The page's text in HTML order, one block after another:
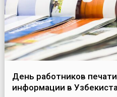
День работников
информации в